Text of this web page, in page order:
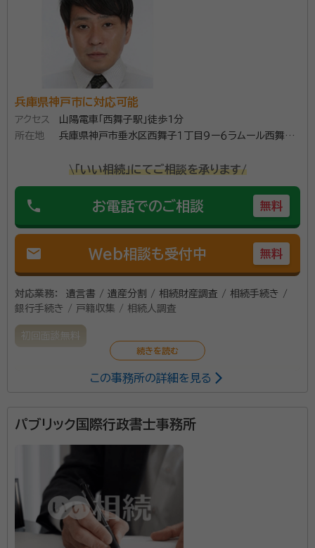
兵庫県神戸市に対応可能
アクセス
山陽電車「西舞子駅」徒歩1分
所在地
兵庫県神戸市垂水区西舞子１丁目９ー６ラムール西舞子
\「いい相続」にてご相談を承ります/
phone お電話でのご相談 無料
mail Web相談も受付中 無料
対応業務：
遺言書 / 遺産分割 / 相続財産調査 / 相続手続き /
銀行手続き / 戸籍収集 / 相続人調査
初回面談無料
相続は、長い人生においてそれほど多く起こるものでは
するといえます。いざ相続を体感すると想像以上に混乱
ことにもなります。 遺言書の作成から遺産分割協議ま
で、お客様の相続手続きをお手伝いをいたします。
行政書士、宅地建物取引士、敷金診断士、給与計算実務検
定２級
所属団体： 兵庫県行政書士会
この事務所の詳細を見る
パブリック国際行政書士事務所